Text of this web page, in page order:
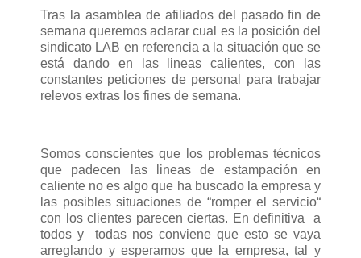
Tras la asamblea de afiliados del pasado fin de
semana queremos aclarar cual es la posición del
sindicato LAB en referencia a la situación que se
está dando en las lineas calientes, con las
constantes peticiones de personal para trabajar
relevos extras los fines de semana.
Somos conscientes que los problemas técnicos
que padecen las lineas de estampación en
caliente no es algo que ha buscado la empresa y
las posibles situaciones de “romper el servicio“
con los clientes parecen ciertas. En definitiva
a
todos y
todas nos conviene que esto se vaya
arreglando y esperamos que la empresa, tal y